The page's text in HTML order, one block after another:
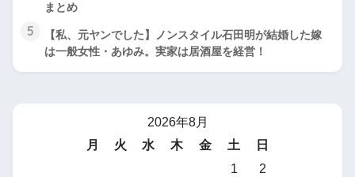
まとめ
5
【私、元ヤンでした】ノンスタイル石田明が結婚した嫁
は一般女性・あゆみ。実家は居酒屋を経営！
2026年8月
月
火 水 木 金 土
日
1
2